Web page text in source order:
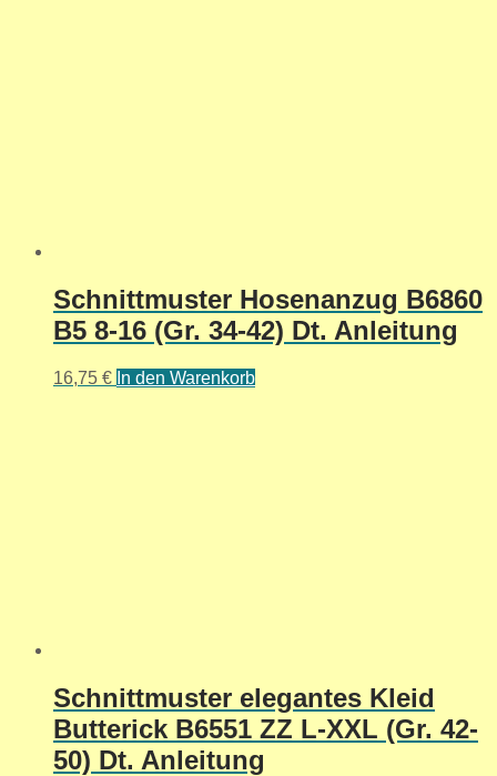
Schnittmuster Hosenanzug B6860
B5 8-16 (Gr. 34-42) Dt. Anleitung
16,75 € In den Warenkorb
Schnittmuster elegantes Kleid
Butterick B6551 ZZ L-XXL (Gr. 42-
50) Dt. Anleitung